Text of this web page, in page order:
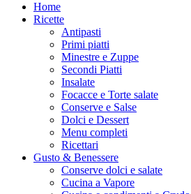
Home
Ricette
Antipasti
Primi piatti
Minestre e Zuppe
Secondi Piatti
Insalate
Focacce e Torte salate
Conserve e Salse
Dolci e Dessert
Menu completi
Ricettari
Gusto & Benessere
Conserve dolci e salate
Cucina a Vapore